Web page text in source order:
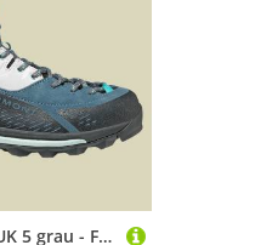
Cima WP Women UK 5 grau - Farbe lunar grey / stormy grey